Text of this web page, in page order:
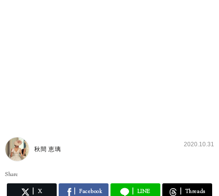
秋間 恵璃
2020.10.31
Share
X Facebook LINE Threads